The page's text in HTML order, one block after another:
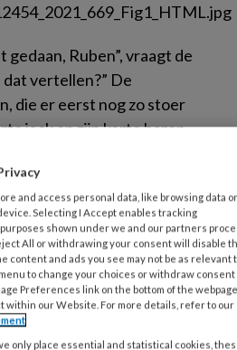
gedaan, Ruben”, vraagt de
dat vertellen?” De
die er eerst nog zo stoer
jack en zijn korte haren,
alsof hij in deze
de rechtbank zomaar
vallen. Hij kijkt naar zijn
een onverstaanbaar
je?” vraagt de rechter.
Ruben. “Gewoon? Vind
oude vrouw te
and access personal data, like browsing data
Selecting I Accept enables tracking
shown under we and our partners
All or withdrawing your consent will disable
content and ads you see may not be as relevant
to change your choices or withdraw consent
Preferences link on the bottom of the
within our Website. For more details, refer to our
only place essential and statistical cookies,